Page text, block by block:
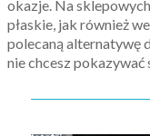
okazje. Na
płaskie, jak również
polecaną alternatywę
nie chcesz pokazywać